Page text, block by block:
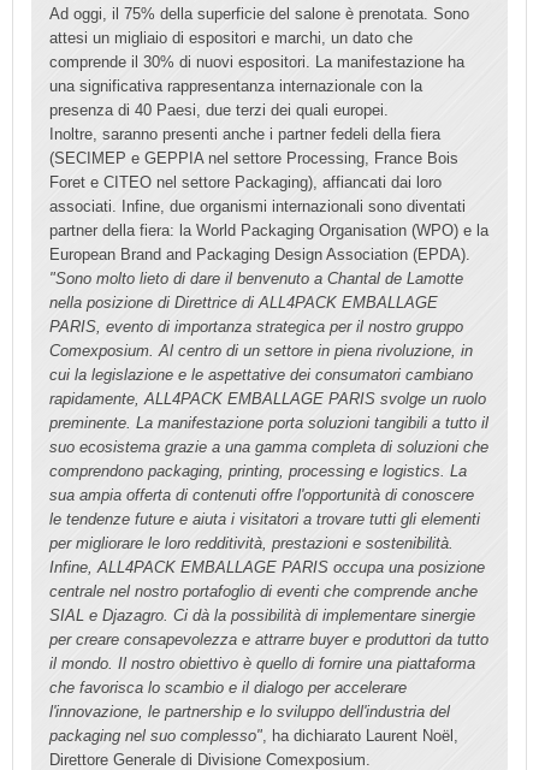
Ad oggi, il 75% della superficie del salone è prenotata. Sono
attesi un migliaio di espositori e marchi, un dato che
comprende il 30% di nuovi espositori. La manifestazione ha
una significativa rappresentanza internazionale con la
presenza di 40 Paesi, due terzi dei quali europei.
Inoltre, saranno presenti anche i partner fedeli della fiera
(SECIMEP e GEPPIA nel settore Processing, France Bois
Foret e CITEO nel settore Packaging), affiancati dai loro
associati. Infine, due organismi internazionali sono diventati
partner della fiera: la World Packaging Organisation (WPO) e la
European Brand and Packaging Design Association (EPDA).
"Sono molto lieto di dare il benvenuto a Chantal de Lamotte
nella posizione di Direttrice di ALL4PACK EMBALLAGE
PARIS, evento di importanza strategica per il nostro gruppo
Comexposium. Al centro di un settore in piena rivoluzione, in
cui la legislazione e le aspettative dei consumatori cambiano
rapidamente, ALL4PACK EMBALLAGE PARIS svolge un ruolo
preminente. La manifestazione porta soluzioni tangibili a tutto il
suo ecosistema grazie a una gamma completa di soluzioni che
comprendono packaging, printing, processing e logistics. La
sua ampia offerta di contenuti offre l'opportunità di conoscere
le tendenze future e aiuta i visitatori a trovare tutti gli elementi
per migliorare le loro redditività, prestazioni e sostenibilità.
Infine, ALL4PACK EMBALLAGE PARIS occupa una posizione
centrale nel nostro portafoglio di eventi che comprende anche
SIAL e Djazagro. Ci dà la possibilità di implementare sinergie
per creare consapevolezza e attrarre buyer e produttori da tutto
il mondo. Il nostro obiettivo è quello di fornire una piattaforma
che favorisca lo scambio e il dialogo per accelerare
l'innovazione, le partnership e lo sviluppo dell'industria del
packaging nel suo complesso" , ha dichiarato Laurent Noël,
Direttore Generale di Divisione Comexposium.